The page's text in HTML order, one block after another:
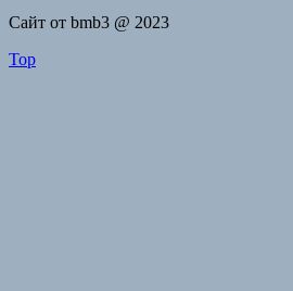
Сайт от bmb3 @ 2023
Top